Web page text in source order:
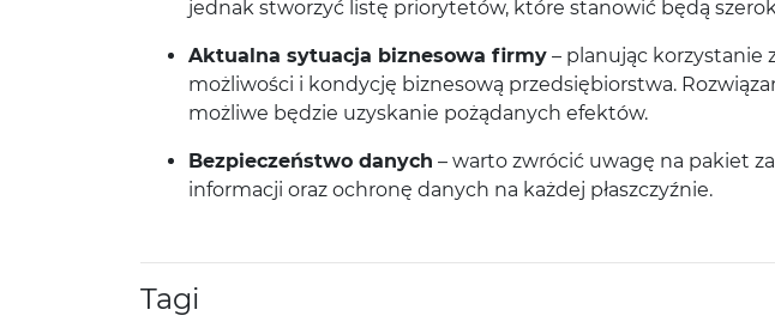
jednak stworzyć listę priorytetów, które stanowić będą
Aktualna sytuacja biznesowa firmy – planując korzystanie
możliwości i kondycję biznesową przedsiębiorstwa.
możliwe będzie uzyskanie pożądanych efektów.
Bezpieczeństwo danych – warto zwrócić uwagę na pakiet
informacji oraz ochronę danych na każdej płaszczyźnie.
Tagi